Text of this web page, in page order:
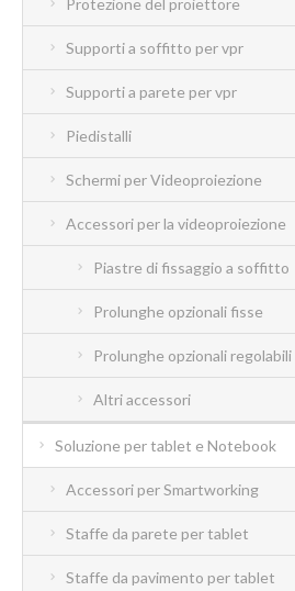
Protezione del proiettore
Supporti a soffitto per vpr
Supporti a parete per vpr
Piedistalli
Schermi per Videoproiezione
Accessori per la videoproiezione
Piastre di fissaggio a soffitto
Prolunghe opzionali fisse
Prolunghe opzionali regolabili
Altri accessori
Soluzione per tablet e Notebook
Accessori per Smartworking
Staffe da parete per tablet
Staffe da pavimento per tablet